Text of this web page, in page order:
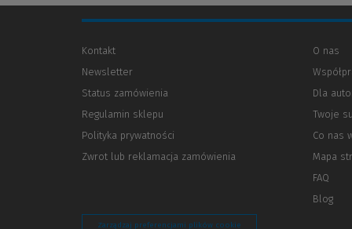
Kontakt
Newsletter
Status zamówienia
Regulamin sklepu
Polityka prywatności
innej
Zwrot lub reklamacja zamówienia
O nas
Dla
Twoje
Co nas
Mapa
FAQ
Blog
Zarządzaj preferencjami plików cookie